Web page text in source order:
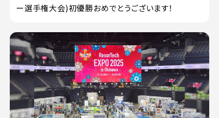
ー選手権大会)初優勝おめでとうございます！